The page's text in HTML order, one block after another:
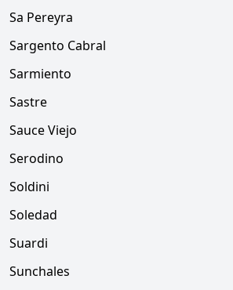
Sa Pereyra
Sargento Cabral
Sarmiento
Sastre
Sauce Viejo
Serodino
Soldini
Soledad
Suardi
Sunchales